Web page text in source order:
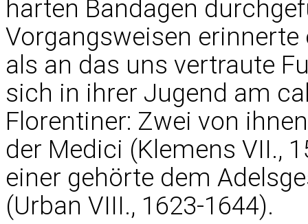
harten Bandagen
Vorgangsweisen
als an das uns vertraute
sich in ihrer Jugend am
Florentiner: Zwei von
der Medici (Klemens VII.,
einer gehörte dem
(Urban VIII., 1623-1644).